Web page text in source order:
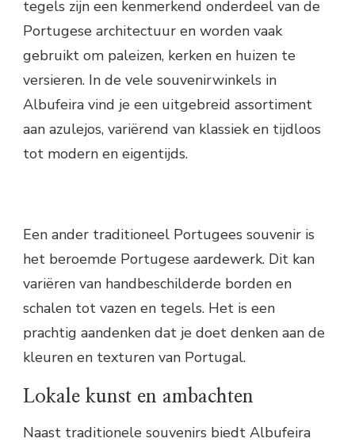
tegels zijn een kenmerkend onderdeel van de
Portugese architectuur en worden vaak
gebruikt om paleizen, kerken en huizen te
versieren. In de vele souvenirwinkels in
Albufeira vind je een uitgebreid assortiment
aan azulejos, variërend van klassiek en tijdloos
tot modern en eigentijds.
Een ander traditioneel Portugees souvenir is
het beroemde Portugese aardewerk. Dit kan
variëren van handbeschilderde borden en
schalen tot vazen en tegels. Het is een
prachtig aandenken dat je doet denken aan de
kleuren en texturen van Portugal.
Lokale kunst en ambachten
Naast traditionele souvenirs biedt Albufeira